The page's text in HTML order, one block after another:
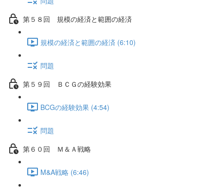
第５８回 規模の経済と範囲の経済
規模の経済と範囲の経済 (6:10)
問題
第５９回 ＢＣＧの経験効果
BCGの経験効果 (4:54)
問題
第６０回 Ｍ＆Ａ戦略
M&A戦略 (6:46)